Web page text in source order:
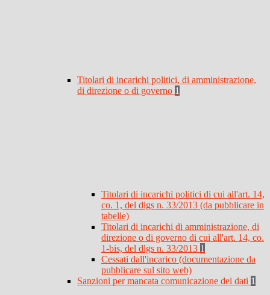
Titolari di incarichi politici, di amministrazione,
di direzione o di governo 1
Titolari di incarichi politici di cui all'art. 14,
co. 1, del dlgs n. 33/2013 (da pubblicare in
tabelle)
Titolari di incarichi di amministrazione, di
direzione o di governo di cui all'art. 14, co.
1-bis, del dlgs n. 33/2013 1
Cessati dall'incarico (documentazione da
pubblicare sul sito web)
Sanzioni per mancata comunicazione dei dati 1